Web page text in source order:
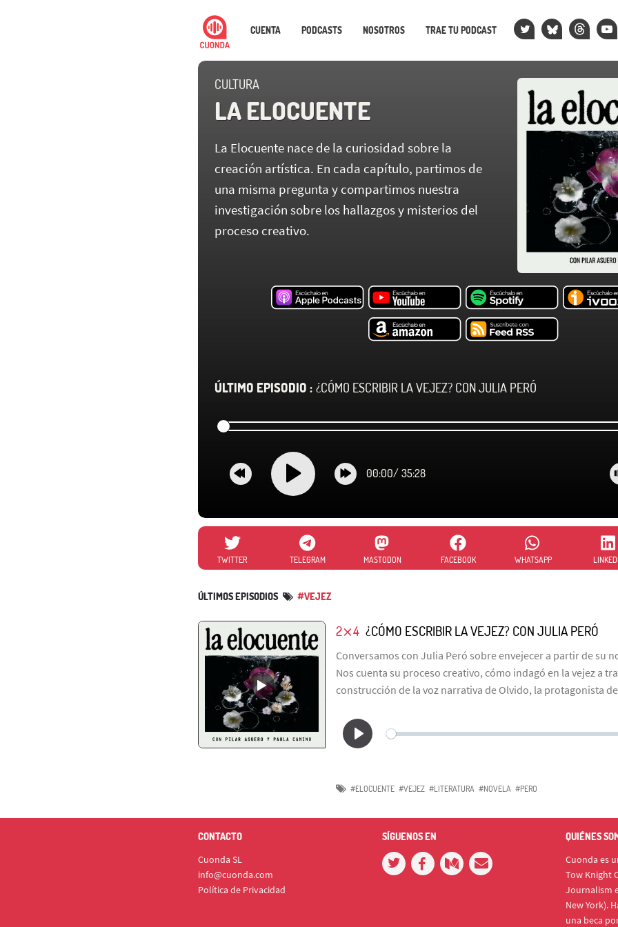
CUENTA PODCASTS NOSOTROS TRAE TU PODCAST
CULTURA
LA ELOCUENTE
La Elocuente nace de la curiosidad sobre la
creación artística. En cada capítulo, partimos de
una misma pregunta y compartimos nuestra
investigación sobre los hallazgos y misterios del
proceso creativo.
ÚLTIMO EPISODIO : ¿CÓMO ESCRIBIR LA VEJEZ? CON JULIA PERÓ
00:00/ 35:28
TWITTER TELEGRAM MASTODON FACEBOOK WHATSAPP
ÚLTIMOS EPISODIOS #VEJEZ
2⨯4 ¿CÓMO ESCRIBIR LA VEJEZ? CON JULIA PERÓ
Conversamos con Julia Peró sobre envejecer a partir de su
Nos cuenta su proceso creativo, cómo indagó en la vejez a
construcción de la voz narrativa de Olvido, la protagonista
#ELOCUENTE #VEJEZ #LITERATURA #NOVELA #PERO
CONTACTO
Cuonda SL
info@cuonda.com
Política de Privacidad
SÍGUENOS EN QUIÉNES
Cuonda es
Tow Knight
Journalism
New York).
una beca